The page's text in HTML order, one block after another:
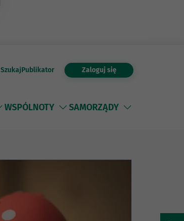
SzukajPublikator Zaloguj się
WSPÓLNOTY SAMORZĄDY